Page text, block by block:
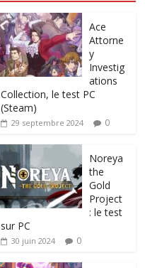
Ace
Attorne
y
Investig
ations
Collection, le test PC
(Steam)
29 septembre 2024 0
Noreya
the
Gold
Project
: le test
sur PC
30 juin 2024 0